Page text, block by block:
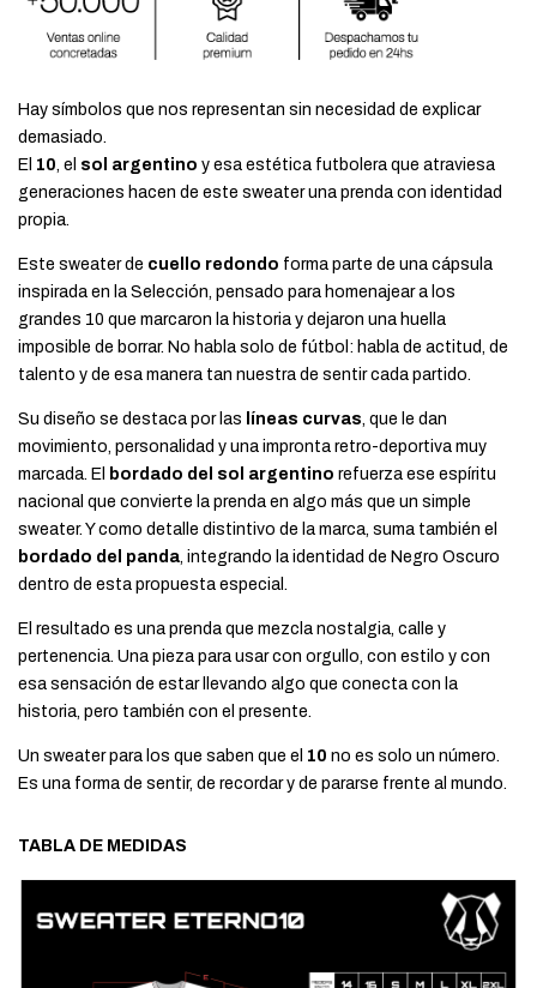
Hay símbolos que nos representan sin necesidad de explicar
demasiado.
El 10, el sol argentino y esa estética futbolera que atraviesa
generaciones hacen de este sweater una prenda con identidad
propia.
Este sweater de cuello redondo forma parte de una cápsula
inspirada en la Selección, pensado para homenajear a los
grandes 10 que marcaron la historia y dejaron una huella
imposible de borrar. No habla solo de fútbol: habla de actitud, de
talento y de esa manera tan nuestra de sentir cada partido.
Su diseño se destaca por las líneas curvas, que le dan
movimiento, personalidad y una impronta retro-deportiva muy
marcada. El bordado del sol argentino refuerza ese espíritu
nacional que convierte la prenda en algo más que un simple
sweater. Y como detalle distintivo de la marca, suma también el
bordado del panda, integrando la identidad de Negro Oscuro
dentro de esta propuesta especial.
El resultado es una prenda que mezcla nostalgia, calle y
pertenencia. Una pieza para usar con orgullo, con estilo y con
esa sensación de estar llevando algo que conecta con la
historia, pero también con el presente.
Un sweater para los que saben que el 10 no es solo un número.
Es una forma de sentir, de recordar y de pararse frente al mundo.
TABLA DE MEDIDAS